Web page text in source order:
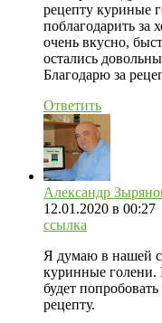
рецепту куриные
поблагодарить за
очень вкусно,
остались
Благодарю за
Ответить
Александр
12.01.2020 в 00:27
ссылка
Я думаю в нашей
куринные голени.
будет
рецепту.